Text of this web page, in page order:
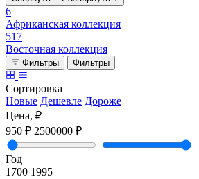
6
Африканская коллекция
517
Восточная коллекция
Фильтры Фильтры
Сортировка
Новые Дешевле Дороже
Цена, ₽
950 ₽ 2500000 ₽
Год
1700 1995